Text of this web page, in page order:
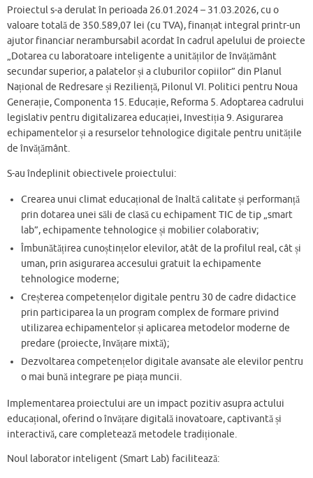
Proiectul s-a derulat în perioada 26.01.2024 – 31.03.2026, cu o
valoare totală de 350.589,07 lei (cu TVA), finanțat integral printr-un
ajutor financiar nerambursabil acordat în cadrul apelului de proiecte
„Dotarea cu laboratoare inteligente a unităților de învățământ
secundar superior, a palatelor și a cluburilor copiilor” din Planul
Național de Redresare și Reziliență, Pilonul VI. Politici pentru Noua
Generație, Componenta 15. Educație, Reforma 5. Adoptarea cadrului
legislativ pentru digitalizarea educației, Investiția 9. Asigurarea
echipamentelor și a resurselor tehnologice digitale pentru unitățile
de învățământ.
S-au îndeplinit obiectivele proiectului:
Crearea unui climat educațional de înaltă calitate și performanță
prin dotarea unei săli de clasă cu echipament TIC de tip „smart
lab”, echipamente tehnologice și mobilier colaborativ;
Îmbunătățirea cunoștințelor elevilor, atât de la profilul real, cât și
uman, prin asigurarea accesului gratuit la echipamente
tehnologice moderne;
Creșterea competențelor digitale pentru 30 de cadre didactice
prin participarea la un program complex de formare privind
utilizarea echipamentelor și aplicarea metodelor moderne de
predare (proiecte, învățare mixtă);
Dezvoltarea competențelor digitale avansate ale elevilor pentru
o mai bună integrare pe piața muncii.
Implementarea proiectului are un impact pozitiv asupra actului
educațional, oferind o învățare digitală inovatoare, captivantă și
interactivă, care completează metodele tradiționale.
Noul laborator inteligent (Smart Lab) facilitează: